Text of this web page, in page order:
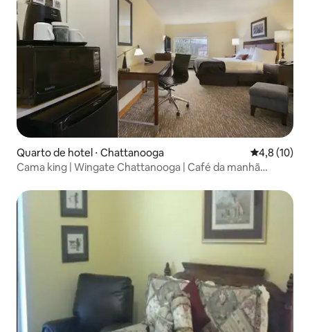
Quarto de hotel ⋅ Chattanooga 4,8 de uma
4,8 (10)
Cama king | Wingate Chattanooga | Café da manhã